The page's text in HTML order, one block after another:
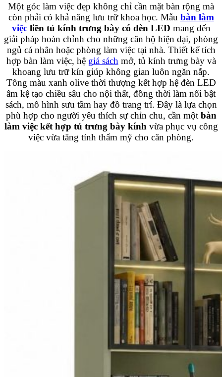
Một góc làm việc đẹp không chỉ cần mặt bàn rộng mà
còn phải có khả năng lưu trữ khoa học. Mẫu bàn làm
việcliền tủ kính trưng bày có đèn LED mang đến
giải pháp hoàn chỉnh cho những căn hộ hiện đại, phòng
ngủ cá nhân hoặc phòng làm việc tại nhà. Thiết kế tích
hợp bàn làm việc, hệ giá sách mở, tủ kính trưng bày và
khoang lưu trữ kín giúp không gian luôn ngăn nắp.
Tông màu xanh olive thời thượng kết hợp hệ đèn LED
âm kệ tạo chiều sâu cho nội thất, đồng thời làm nổi bật
sách, mô hình sưu tầm hay đồ trang trí. Đây là lựa chọn
phù hợp cho người yêu thích sự chỉn chu, cần một bàn
làm việc kết hợp tủ trưng bày kính vừa phục vụ công
việc vừa tăng tính thẩm mỹ cho căn phòng.